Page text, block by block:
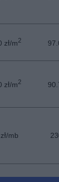
zł/m2
zł/m2
mb